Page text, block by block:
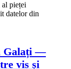
al pieței
datelor din
Galați —
vis și